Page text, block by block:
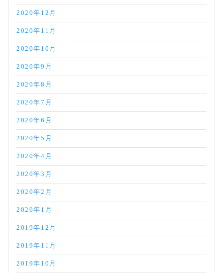
2020年12月
2020年11月
2020年10月
2020年9月
2020年8月
2020年7月
2020年6月
2020年5月
2020年4月
2020年3月
2020年2月
2020年1月
2019年12月
2019年11月
2019年10月